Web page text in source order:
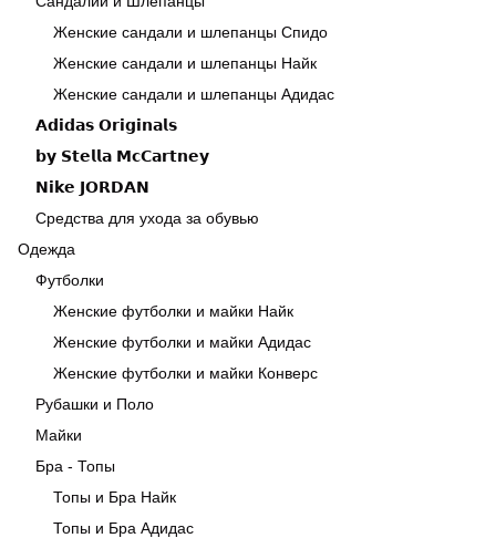
Женские сандали и шлепанцы Спидо
Женские сандали и шлепанцы Найк
Женские сандали и шлепанцы Адидас
𝗔𝗱𝗶𝗱𝗮𝘀 𝗢𝗿𝗶𝗴𝗶𝗻𝗮𝗹𝘀
𝗯𝘆 𝗦𝘁𝗲𝗹𝗹𝗮 𝗠𝗰𝗖𝗮𝗿𝘁𝗻𝗲𝘆
𝗡𝗶𝗸𝗲 𝗝𝗢𝗥𝗗𝗔𝗡
Средства для ухода за обувью
Одежда
Футболки
Женские футболки и майки Найк
Женские футболки и майки Адидас
Женские футболки и майки Конверс
Рубашки и Поло
Майки
Бра - Топы
Топы и Бра Найк
Топы и Бра Адидас